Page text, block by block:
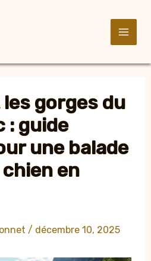
gorges du
: guide
une balade
en
/ décembre 10, 2025